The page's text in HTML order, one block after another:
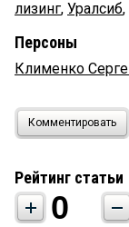
лизинг, Уралсиб,
Персоны
Клименко
Комментировать
Рейтинг статьи
0